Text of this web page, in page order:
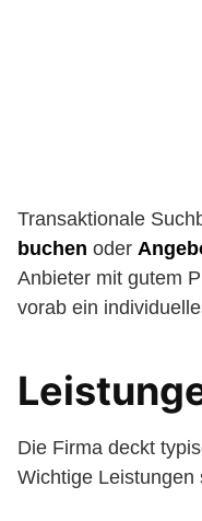
Transaktionale
buchen oder
Anbieter mit gutem
vorab ein
Die Firma deckt
Wichtige Leistungen